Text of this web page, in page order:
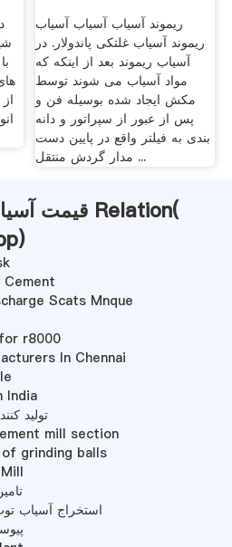
ریموند آسیاب آسیاب آسیاب
ریموند آسیاب غلتکی پاندولار. در
آسیاب ریموند بعد از اینکه که
مواد آسیاب می شوند توسط
مکش ایجاد شده بوسیله فن و
پس از عبور از سپراتور و دانه
بندی به فیلتر واقع در پایین دست
مدار گردش منتقل ...
قیمت آسیاب غلتکی فلدسپات Relation(
)
Scats Mnque
r8000
In Chennai
India
تولید
mill section
grinding balls
استخراج آسیاب